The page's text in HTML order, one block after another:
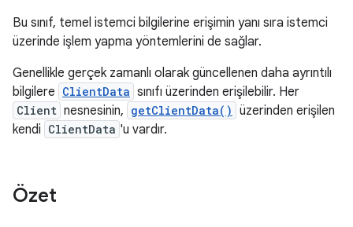
Bu sınıf, temel istemci bilgilerine erişimin yanı sıra istemci
üzerinde işlem yapma yöntemlerini de sağlar.
Genellikle gerçek zamanlı olarak güncellenen daha ayrıntılı
bilgilere ClientData sınıfı üzerinden erişilebilir. Her
Client nesnesinin, getClientData() üzerinden erişilen
kendi ClientData 'u vardır.
Özet